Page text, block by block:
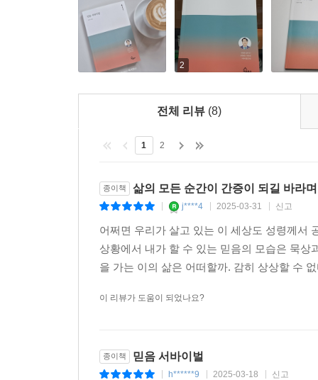
2
전체 리뷰 (8)
1 2
종이책 삶의 모든 순간이 간증이 되길 바라며
j****4 2025-03-31 신고
어쩌면 우리가 살고 있는 이 세상도 성령께서
상황에서 내가 할 수 있는 믿음의 모습은 묵상
을 가는 이의 삶은 어떠할까. 감히 상상할 수
이 리뷰가 도움이 되었나요?
종이책 믿음 서바이벌
h******9 2025-03-18 신고